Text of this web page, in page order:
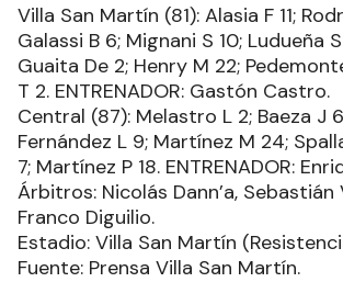
Villa San Martín (81): Alasia F 11;
Galassi B 6; Mignani S 10; Ludueña S
Guaita De 2; Henry M 22;
T 2. ENTRENADOR: Gastón Castro.
Central (87): Melastro L 2; Baeza J
Fernández L 9; Martínez M 24;
7; Martínez P 18. ENTRENADOR:
Árbitros: Nicolás Dann’a, Sebastián
Franco Diguilio.
Estadio: Villa San Martín
Fuente: Prensa Villa San Martín.